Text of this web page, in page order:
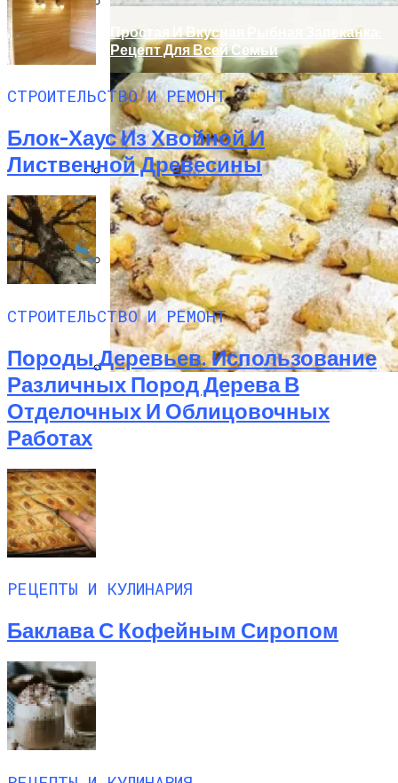
Стильные Деревянные Кашпо Для
Украшения Дома И Сада
Полезно Ли Спать Днем?
Простая И Вкусная Рыбная Запеканка:
Рецепт Для Всей Семьи
Домашние Рогалики «Баунти»:
Бюджетный Десерт К Чаю
СТРОИТЕЛЬСТВО И РЕМОНТ
Блок-Хаус Из Хвойной И
Лиственной Древесины
СТРОИТЕЛЬСТВО И РЕМОНТ
Породы Деревьев. Использование
Различных Пород Дерева В
Отделочных И Облицовочных
Работах
РЕЦЕПТЫ И КУЛИНАРИЯ
Баклава С Кофейным Сиропом